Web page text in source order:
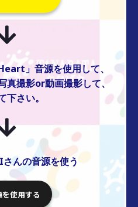
」音源を使用して、
真撮影or動画撮影して、
下さい。
んの音源を使う
使用する